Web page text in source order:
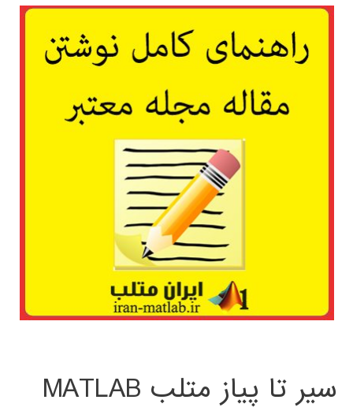
سیر تا پیاز متلب MATLAB